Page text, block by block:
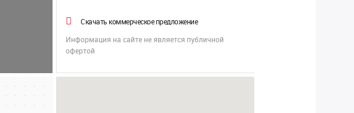
Скачать коммерческое предложение
Информация на сайте не является публичной
офертой